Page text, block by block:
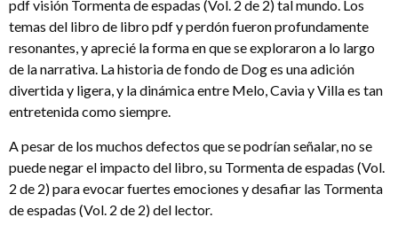
pdf visión Tormenta de espadas (Vol. 2 de 2) tal mundo. Los
temas del libro de libro pdf y perdón fueron profundamente
resonantes, y aprecié la forma en que se exploraron a lo largo
de la narrativa. La historia de fondo de Dog es una adición
divertida y ligera, y la dinámica entre Melo, Cavia y Villa es tan
entretenida como siempre.
A pesar de los muchos defectos que se podrían señalar, no se
puede negar el impacto del libro, su Tormenta de espadas (Vol.
2 de 2) para evocar fuertes emociones y desafiar las Tormenta
de espadas (Vol. 2 de 2) del lector.